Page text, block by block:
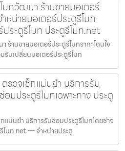
มทวัฒนา ร้านขายมอเตอร์
หน่ายมอเตอร์ประตูรีโมท
ระตูรีโมท ประตูรีโมท.net
ร้านขายมอเตอร์ประตูรีโมทราคาโดนใจ
รับเปลี่ยนมอเตอร์ประตูรีโมท
รวจเช็กแม่นยำ บริการรับ
มประตูรีโมทเฉพาะทาง ประตู
ม่นยำ บริการรับซ่อมประตูรีโมทโดยช่าง
โมท.net — จำหน่ายประตู